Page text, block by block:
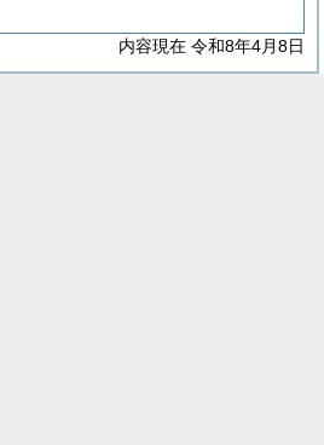
内容現在 令和8年4月8日